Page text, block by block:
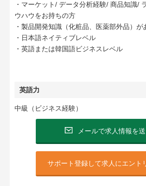
・マーケット/ データ分析経験/ 商品知識/
ウハウをお持ちの方
・製品開発知識（化粧品、医薬部外品）が
・日本語ネイティブレベル
・英語または韓国語ビジネスレベル
英語力
中級（ビジネス経験）
メールで求人情報を
サポート登録して求人にエント